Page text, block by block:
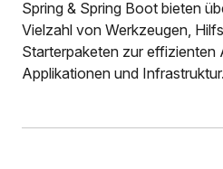
Spring & Spring Boot bieten
Vielzahl von Werkzeugen,
Starterpaketen zur effizienten
Applikationen und Infrastruktur.